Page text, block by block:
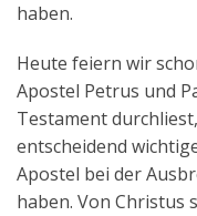
haben.
Heute feiern wir
Apostel Petrus und
Testament
entscheidend
Apostel bei der
haben. Von Christus